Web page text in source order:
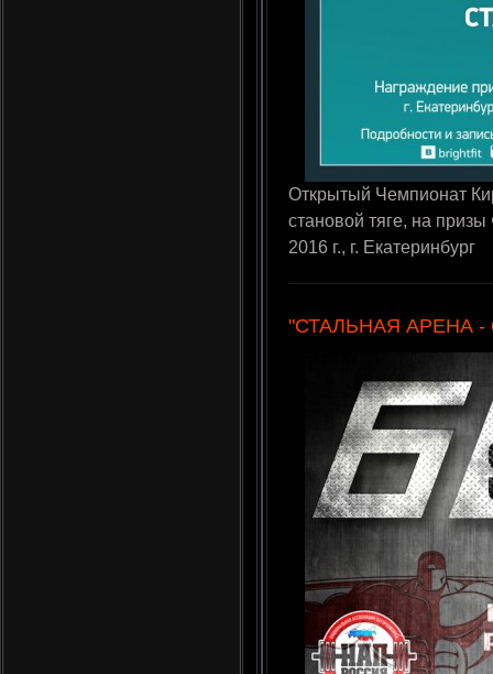
Открытый Чемпионат
становой тяге, на
2016 г., г. Екатеринбург
"СТАЛЬНАЯ АРЕНА -